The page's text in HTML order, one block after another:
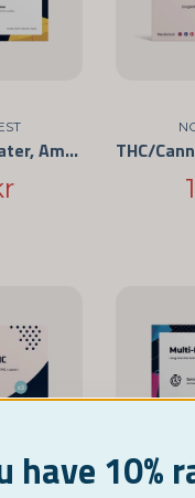
THC, MDMA, Opiater, Amfetamin - 4 stoffer
have 10%